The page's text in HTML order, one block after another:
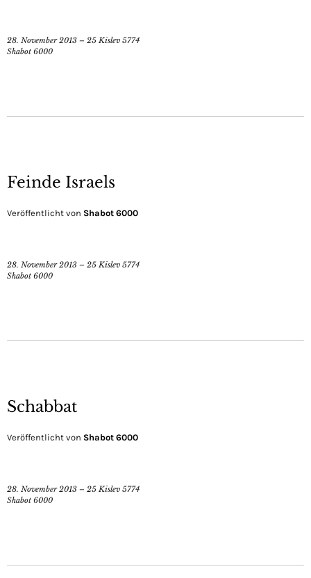
28. November 2013 – 25 Kislev 5774
Shabot 6000
Feinde Israels
Veröffentlicht von Shabot 6000
28. November 2013 – 25 Kislev 5774
Shabot 6000
Schabbat
Veröffentlicht von Shabot 6000
28. November 2013 – 25 Kislev 5774
Shabot 6000